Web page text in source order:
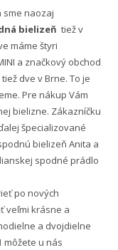
sme naozaj
bielizeň tiež v
máme štyri
a značkový obchod
dve v Brne. To je
Pre nákup Vám
bielizne. Zákazníčku
špecializované
bielizeň Anita a
spodné prádlo
po nových
veľmi krásne a
a dvojdielne
môžete u nás